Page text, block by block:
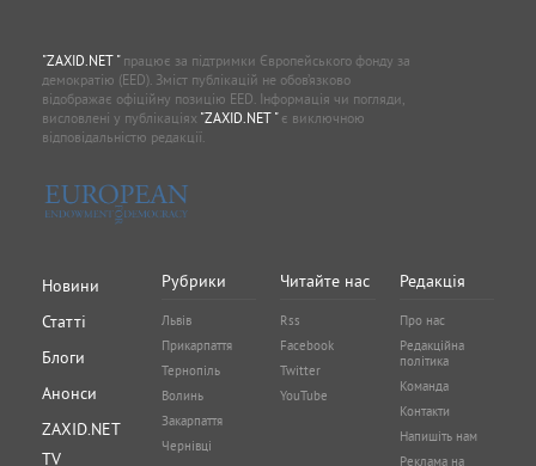
"ZAXID.NET "працює за підтримки Європейського фонду за
демократію (EED). Зміст публікацій не обов’язково
відображає офіційну позицію EED. Інформація чи погляди,
висловлені у публікаціях "ZAXID.NET "є виключною
відповідальністю редакції.
Новини
Статті
Блоги
Анонси
ZAXID.NET
TV
Рубрики
Львів
Прикарпаття
Тернопіль
Волинь
Закарпаття
Чернівці
Читайте нас
Rss
Facebook
Twitter
YouTube
Редакція
Про нас
Редакційна
політика
Команда
Контакти
Напишіть нам
Реклама на